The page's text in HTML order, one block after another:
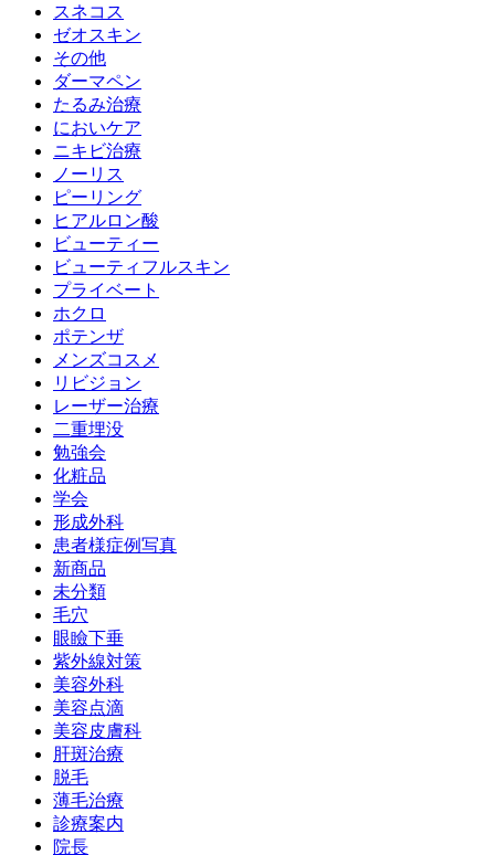
スネコス
ゼオスキン
その他
ダーマペン
たるみ治療
においケア
ニキビ治療
ノーリス
ピーリング
ヒアルロン酸
ビューティー
ビューティフルスキン
プライベート
ホクロ
ポテンザ
メンズコスメ
リビジョン
レーザー治療
二重埋没
勉強会
化粧品
学会
形成外科
患者様症例写真
新商品
未分類
毛穴
眼瞼下垂
紫外線対策
美容外科
美容点滴
美容皮膚科
肝斑治療
脱毛
薄毛治療
診療案内
院長